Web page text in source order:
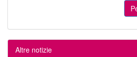
Altre notizie